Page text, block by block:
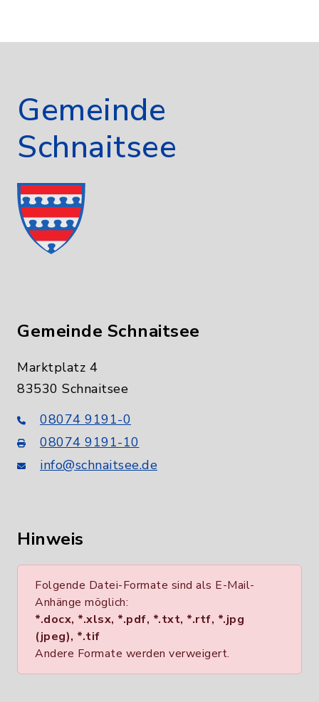
Gemeinde
Schnaitsee
Gemeinde Schnaitsee
Marktplatz 4
83530 Schnaitsee
08074 9191-0
08074 9191-10
info@schnaitsee.de
Hinweis
Folgende Datei-Formate sind als E-Mail-
Anhänge möglich:
*.docx, *.xlsx, *.pdf, *.txt, *.rtf, *.jpg
(jpeg), *.tif
Andere Formate werden verweigert.